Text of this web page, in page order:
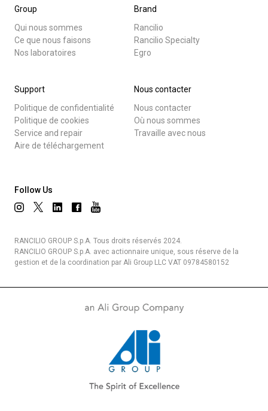
Group
Qui nous sommes
Ce que nous faisons
Nos laboratoires
Brand
Rancilio
Rancilio Specialty
Egro
Support
Politique de confidentialité
Politique de cookies
Service and repair
Aire de téléchargement
Nous contacter
Nous contacter
Où nous sommes
Travaille avec nous
Follow Us
RANCILIO GROUP S.p.A. Tous droits réservés 2024.
RANCILIO GROUP S.p.A. avec actionnaire unique, sous réserve de la
gestion et de la coordination par Ali Group LLC VAT 09784580152